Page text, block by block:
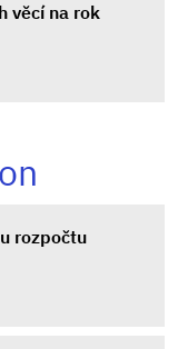
věcí na rok
rozpočtu